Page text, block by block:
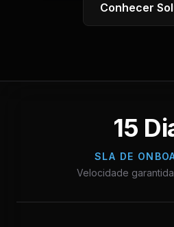
Conhecer
15
SLA DE
Velocidade